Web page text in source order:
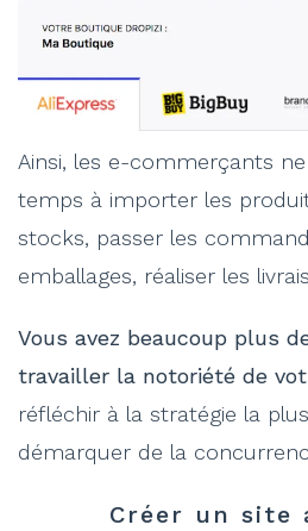
Ainsi, les e-commerçants
temps à importer les
stocks, passer les
emballages, réaliser les
Vous avez beaucoup plus
travailler la notoriété de
réfléchir à la stratégie la
démarquer de la
Créer un site